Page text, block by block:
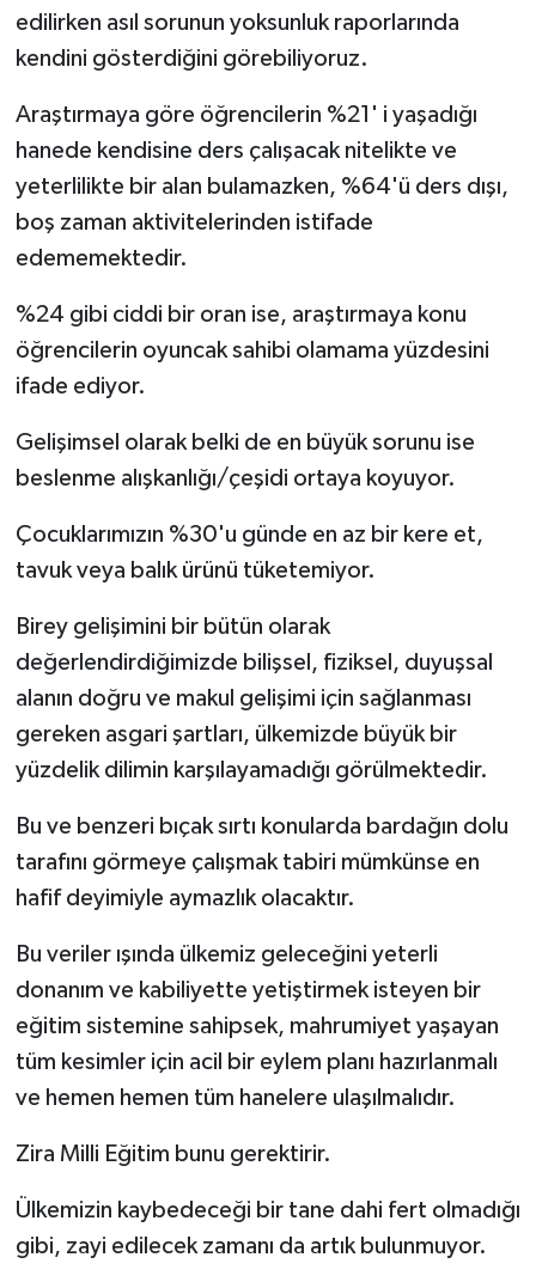
edilirken asıl sorunun yoksunluk raporlarında
kendini gösterdiğini görebiliyoruz.
Araştırmaya göre öğrencilerin %21' i yaşadığı
hanede kendisine ders çalışacak nitelikte ve
yeterlilikte bir alan bulamazken, %64'ü ders dışı,
boş zaman aktivitelerinden istifade
edememektedir.
%24 gibi ciddi bir oran ise, araştırmaya konu
öğrencilerin oyuncak sahibi olamama yüzdesini
ifade ediyor.
Gelişimsel olarak belki de en büyük sorunu ise
beslenme alışkanlığı/çeşidi ortaya koyuyor.
Çocuklarımızın %30'u günde en az bir kere et,
tavuk veya balık ürünü tüketemiyor.
Birey gelişimini bir bütün olarak
değerlendirdiğimizde bilişsel, fiziksel, duyuşsal
alanın doğru ve makul gelişimi için sağlanması
gereken asgari şartları, ülkemizde büyük bir
yüzdelik dilimin karşılayamadığı görülmektedir.
Bu ve benzeri bıçak sırtı konularda bardağın dolu
tarafını görmeye çalışmak tabiri mümkünse en
hafif deyimiyle aymazlık olacaktır.
Bu veriler ışında ülkemiz geleceğini yeterli
donanım ve kabiliyette yetiştirmek isteyen bir
eğitim sistemine sahipsek, mahrumiyet yaşayan
tüm kesimler için acil bir eylem planı hazırlanmalı
ve hemen hemen tüm hanelere ulaşılmalıdır.
Zira Milli Eğitim bunu gerektirir.
Ülkemizin kaybedeceği bir tane dahi fert olmadığı
gibi, zayi edilecek zamanı da artık bulunmuyor.